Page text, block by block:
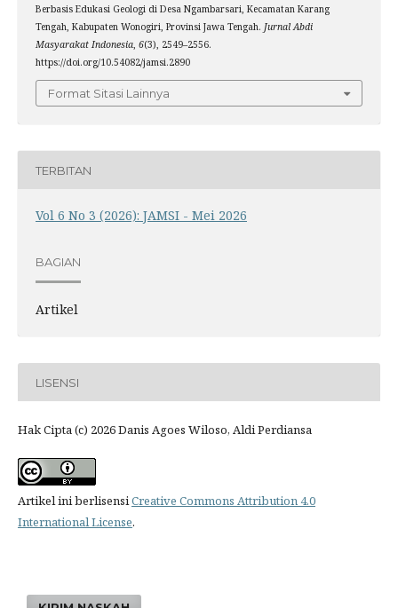
Berbasis Edukasi Geologi di Desa Ngambarsari, Kecamatan Karang
Tengah, Kabupaten Wonogiri, Provinsi Jawa Tengah. Jurnal Abdi
Masyarakat Indonesia, 6(3), 2549–2556.
https://doi.org/10.54082/jamsi.2890
Format Sitasi Lainnya
TERBITAN
Vol 6 No 3 (2026): JAMSI - Mei 2026
BAGIAN
Artikel
LISENSI
Hak Cipta (c) 2026 Danis Agoes Wiloso, Aldi Perdiansa
Artikel ini berlisensiCreative Commons Attribution 4.0
International License.